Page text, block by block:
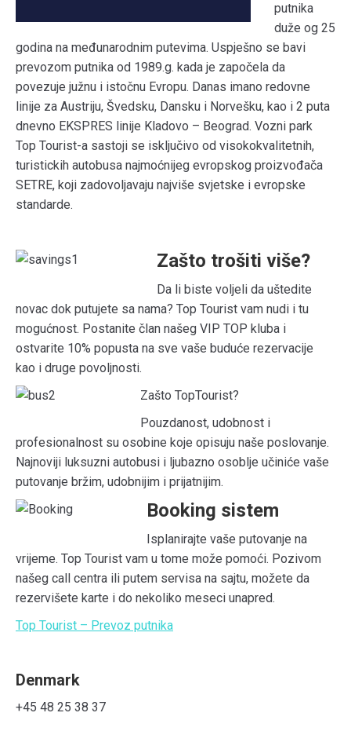
putnika
duže og 25
godina na međunarodnim putevima. Uspješno se bavi
prevozom putnika od 1989.g. kada je započela da
povezuje južnu i istočnu Evropu. Danas imano redovne
linije za Austriju, Švedsku, Dansku i Norvešku, kao i 2 puta
dnevno EKSPRES linije Kladovo – Beograd. Vozni park
Top Tourist-a sastoji se isključivo od visokokvalitetnih,
turistickih autobusa najmoćnijeg evropskog proizvođača
SETRE, koji zadovoljavaju najviše svjetske i evropske
standarde.
Zašto trošiti više?
Da li biste voljeli da uštedite
novac dok putujete sa nama? Top Tourist vam nudi i tu
mogućnost. Postanite član našeg VIP TOP kluba i
ostvarite 10% popusta na sve vaše buduće rezervacije
kao i druge povoljnosti.
Zašto TopTourist?
Pouzdanost, udobnost i
profesionalnost su osobine koje opisuju naše poslovanje.
Najnoviji luksuzni autobusi i ljubazno osoblje učiniće vaše
putovanje bržim, udobnijim i prijatnijim.
Booking sistem
Isplanirajte vaše putovanje na
vrijeme. Top Tourist vam u tome može pomoći. Pozivom
našeg call centra ili putem servisa na sajtu, možete da
rezervišete karte i do nekoliko meseci unapred.
Top Tourist – Prevoz putnika
Denmark
+45 48 25 38 37